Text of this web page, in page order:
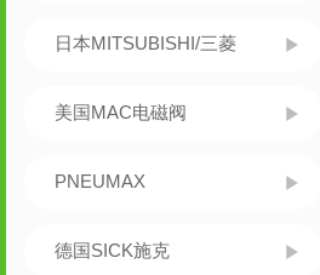
日本MITSUBISHI/三菱
美国MAC电磁阀
PNEUMAX
德国SICK施克